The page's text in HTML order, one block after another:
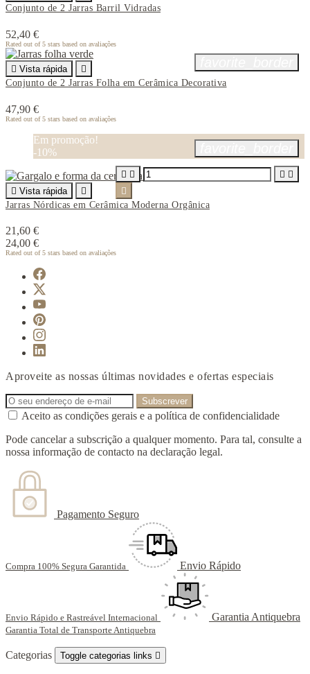
Conjunto de 2 Jarras Barril Vidradas
52,40 €
Rated out of 5 stars based on avaliações
 Vista rápida

Conjunto de 2 Jarras Folha em Cerâmica Decorativa
47,90 €
Rated out of 5 stars based on avaliações
Em promoção!
-10%
 Vista rápida

Jarras Nórdicas em Cerâmica Moderna Orgânica
21,60 €
24,00 €
Rated out of 5 stars based on avaliações
   

Aproveite as nossas últimas novidades e ofertas especiais
Aceito as condições gerais e a política de confidencialidade
Pode cancelar a subscrição a qualquer momento. Para tal, consulte a
nossa informação de contacto na declaração legal.
Pagamento Seguro
Compra 100% Segura Garantida Envio Rápido
Envio Rápido e Rastreável Internacional Garantia Antiquebra
Garantia Total de Transporte Antiquebra
Categorias Toggle categorias links 